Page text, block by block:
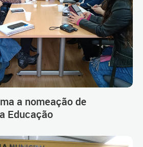
a nomeação de
Educação